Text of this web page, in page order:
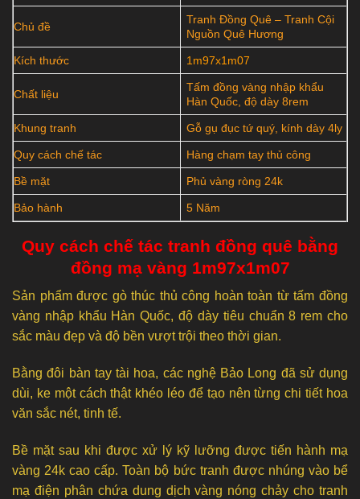
Chủ đề
Tranh Đồng Quê – Tranh Cội
Nguồn Quê Hương
Kích thước 1m97x1m07
Chất liệu
Tấm đồng vàng nhập khẩu
Hàn Quốc, độ dày 8rem
Khung tranh Gỗ gụ đục tứ quý, kính dày 4ly
Quy cách chế tác Hàng chạm tay thủ công
Bề mặt Phủ vàng ròng 24k
Bảo hành 5 Năm
Quy cách chế tác tranh đồng quê bằng
đồng mạ vàng 1m97x1m07
Sản phẩm được gò thúc thủ công hoàn toàn từ tấm đồng
vàng nhập khẩu Hàn Quốc, độ dày tiêu chuẩn 8 rem cho
sắc màu đẹp và độ bền vượt trội theo thời gian.
Bằng đôi bàn tay tài hoa, các nghệ Bảo Long đã sử dụng
dùi, ke một cách thật khéo léo để tạo nên từng chi tiết hoa
văn sắc nét, tinh tế.
Bề mặt sau khi được xử lý kỹ lưỡng được tiến hành mạ
vàng 24k cao cấp. Toàn bộ bức tranh được nhúng vào bể
mạ điện phân chứa dung dịch vàng nóng chảy cho tranh